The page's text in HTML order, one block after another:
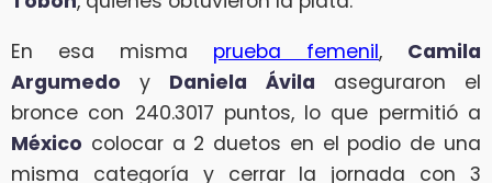
En esa misma prueba femenil, Camila
Argumedo y Daniela Ávila aseguraron el
bronce con 240.3017 puntos, lo que permitió a
México colocar a 2 duetos en el podio de una
misma categoría y cerrar la jornada con 3